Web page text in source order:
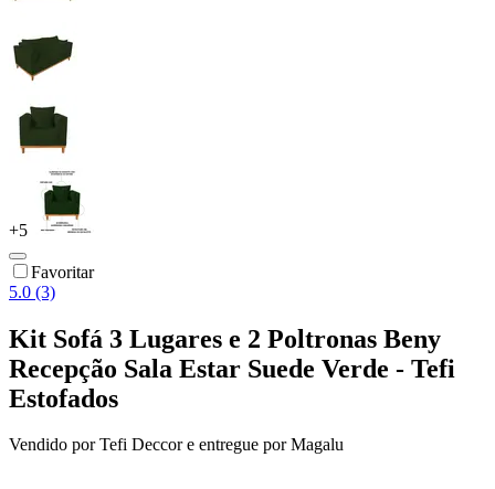
+5
Favoritar
5.0 (3)
Kit Sofá 3 Lugares e 2 Poltronas Beny
Recepção Sala Estar Suede Verde - Tefi
Estofados
Vendido porTefi Deccore entregue por Magalu